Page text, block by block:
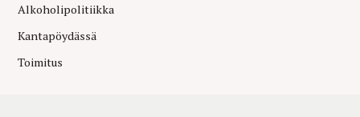
Alkoholipolitiikka
Kantapöydässä
Toimitus